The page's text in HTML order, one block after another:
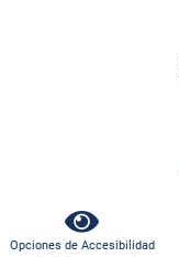
Opciones de Accesibilidad